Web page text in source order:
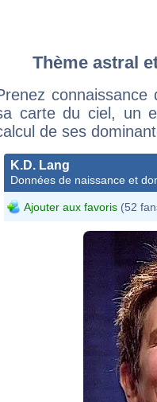
Thème astral
carte du ciel, un
de ses
K.D. Lang
Données de naissance et
Ajouter aux favoris (52